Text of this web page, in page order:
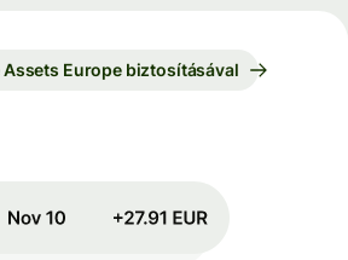
Assets Europe biztosításával